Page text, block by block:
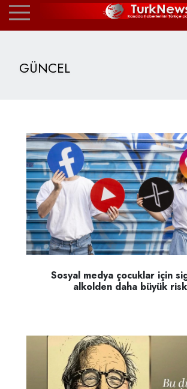
GÜNCEL
Sosyal medya çocuklar için
alkolden daha büyük